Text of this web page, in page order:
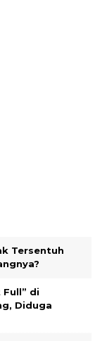
Tersentuh
di
Diduga